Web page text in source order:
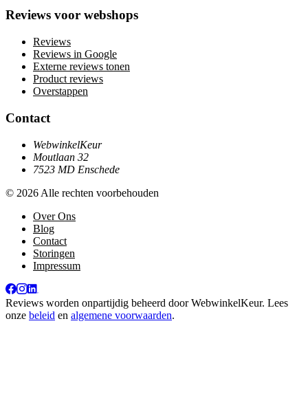
Reviews voor webshops
Reviews
Reviews in Google
Externe reviews tonen
Product reviews
Overstappen
Contact
WebwinkelKeur
Moutlaan 32
7523 MD Enschede
© 2026 Alle rechten voorbehouden
Over Ons
Blog
Contact
Storingen
Impressum
Reviews worden onpartijdig beheerd doorWebwinkelKeur. Lees
onze beleid en algemene voorwaarden.